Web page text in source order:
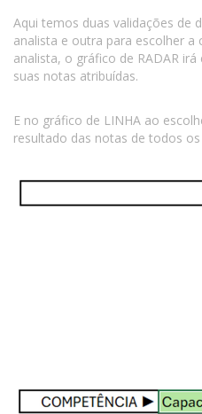
Aqui temos duas validações de
analista e outra para escolher a
analista, o gráfico de RADAR
suas notas atribuídas.
E no gráfico de LINHA ao
resultado das notas de todos